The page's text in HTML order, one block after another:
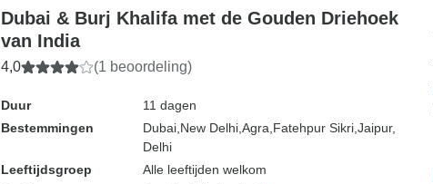
Dubai & Burj Khalifa met de Gouden Driehoek
van India
4,0 (1 beoordeling)
Duur
11 dagen
Bestemmingen
Dubai, New Delhi, Agra, Fatehpur Sikri, Jaipur,
Delhi
Leeftijdsgroep
Alle leeftijden welkom